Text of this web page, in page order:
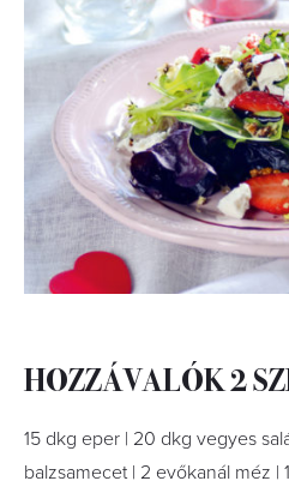
HOZZÁVALÓK 2
15 dkg eper | 20 dkg vegyes
balzsamecet | 2 evőkanál méz |